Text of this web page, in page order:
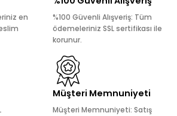
bulunuyor.
daha pahalı.
alternatifler olmalı.
en
%100 Güvenli Alışveriş: Tüm
ödemeleriniz SSL sertifikası ile
korunur.
Müşteri Memnuniyeti
Müşteri Memnuniyeti: Satış